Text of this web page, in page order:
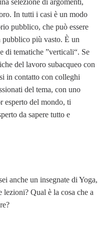
In tutti i casi è un modo
pubblico, che può essere
più vasto. È un
di tematiche ”verticali“. Se
del lavoro subacqueo con
in contatto con colleghi
del tema, con uno
esperto del mondo, ti
da sapere tutto e
anche un insegnate di Yoga,
Qual è la cosa che a